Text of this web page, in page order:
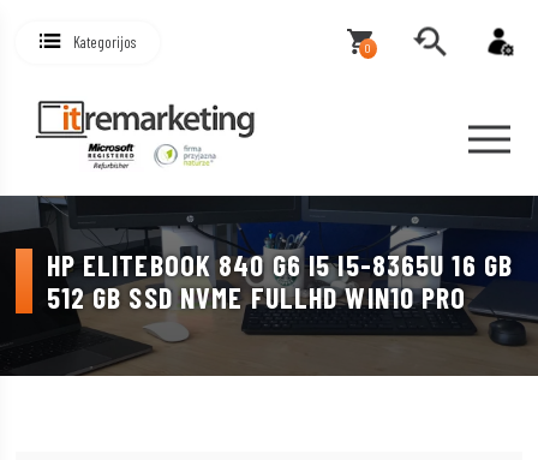
Kategorijos 0
HP ELITEBOOK 840 G6 I5 I5-8365U 16 GB
512 GB SSD NVME FULLHD WIN10 PRO